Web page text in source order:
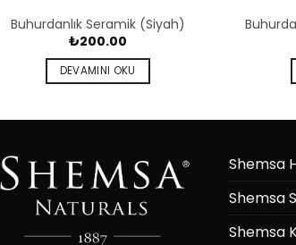
Buhurdanlık Seramik (Siyah)
₺200.00
DEVAMINI OKU
Shemsa
Shemsa
Shemsa